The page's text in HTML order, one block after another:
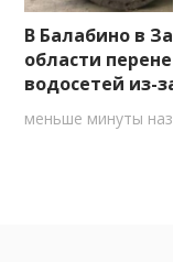
В Балабино в
области
водосетей из-за
меньше минуты назад